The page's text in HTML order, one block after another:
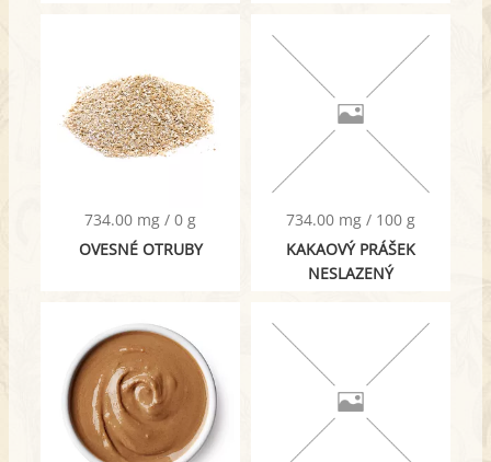
734.00 mg / 0 g
OVESNÉ OTRUBY
734.00 mg / 100 g
KAKAOVÝ PRÁŠEK
NESLAZENÝ